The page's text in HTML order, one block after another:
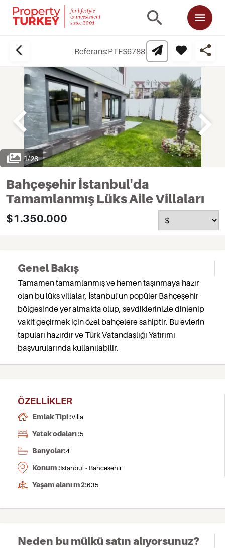
Referans:PTFS6788
1/28
Bahçeşehir İstanbul'da
Tamamlanmış Lüks Aile Villaları
$1.350.000
Genel Bakış
Tamamen tamamlanmış ve hemen taşınmaya hazır
olan bu lüks villalar, İstanbul'un popüler Bahçeşehir
bölgesinde yer almakta olup, sevdiklerinizle dinlenip
vakit geçirmek için özel bahçelere sahiptir. Bu evlerin
tapuları hazırdır ve Türk Vatandaşlığı Yatırımı
başvurularında kullanılabilir.
ÖZELLIKLER
Emlak Tipi :Villa
Yatak odaları :5
Banyolar:4
Konum :Istanbul - Bahcesehir
Yaşam alanı m2:635
Neden bu mülkü satın alıyorsunuz?